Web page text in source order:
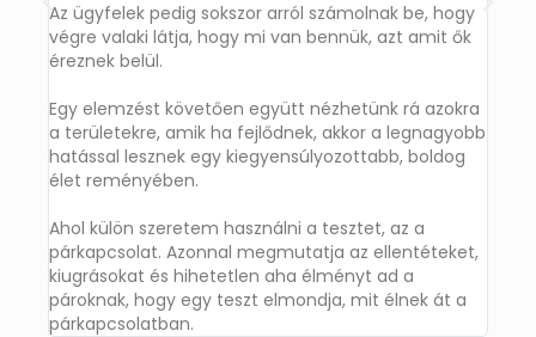
Az ügyfelek pedig sokszor arról számolnak be, hogy
végre valaki látja, hogy mi van bennük, azt amit ők
éreznek belül.
Egy elemzést követően együtt nézhetünk rá azokra
a területekre, amik ha fejlődnek, akkor a legnagyobb
hatással lesznek egy kiegyensúlyozottabb, boldog
élet reményében.
Ahol külön szeretem használni a tesztet, az a
párkapcsolat. Azonnal megmutatja az ellentéteket,
kiugrásokat és hihetetlen aha élményt ad a
pároknak, hogy egy teszt elmondja, mit élnek át a
párkapcsolatban.